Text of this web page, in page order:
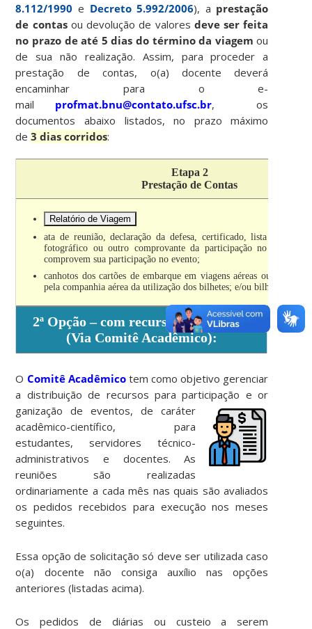
8.112/1990 e Decreto 5.992/2006), a prestação
de contasou devolução de valores deve ser feita
no prazo de até 5 dias do término da viagem ou
de sua não realização. Assim, para proceder a
prestação de contas, o(a) docente deverá
encaminhar para o e-
mail profmat.bnu@contato.ufsc.br, os
documentos abaixo listados, no prazo máximo
de3 dias corridos:
Etapa 2
Prestação de Contas
Relatório de Viagem
ata de reunião, declaração da defesa, certificado, lista de
fotográfico ou outro comprovante da participação no evento
comprovem sua participação no evento;
canhotos dos cartões de embarque em viagens aéreas ou
pela companhia aérea da utilização dos bilhetes; e/ou bilhete
2ª Opção – com recursos do Campus
(Via Comitê Acadêmico):
O Comitê Acadêmicotem como objetivo gerenciar
a distribuição de recursos para participação e or
ganização de eventos, de caráter
acadêmico-científico, para
estudantes, servidores técnico-
administrativos e docentes. As
reuniões são realizadas
ordinariamente a cada mês nas quais são avaliados
os pedidos recebidos para execução nos meses
seguintes.
Essa opção de solicitação só deve ser utilizada caso
o(a) docente não consiga auxílio nas opções
anteriores (listadas acima).
Os pedidos de diárias ou custeio a serem